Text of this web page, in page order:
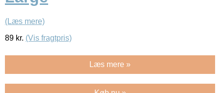
(Læs mere)
89 kr. (Vis fragtpris)
Læs mere »